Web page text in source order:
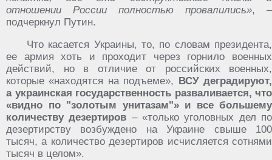
отношении России полностью провалились», –
подчеркнул Путин.
Что касается Украины, то, по словам президента,
ее армия хоть и проходит через горнило военных
действий, но в отличие от российских военных,
которые «находятся на подъеме», ВСУ деградируют,
а украинская государственность разваливается, что
«видно по "золотым унитазам"» и все большему
количеству дезертиров – «только уголовных дел по
дезертирству возбуждено на Украине свыше 100
тысяч, а количество дезертиров исчисляется сотнями
тысяч в целом».